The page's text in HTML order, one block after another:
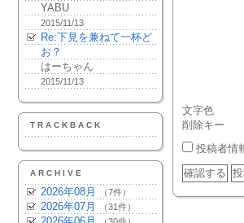
YABU
2015/11/13
Re:下見を兼ねて一杯ど
お？
はーちゃん
2015/11/13
TRACKBACK
ARCHIVE
2026年08月 （7件）
2026年07月 （31件）
文字色
削除キー
投稿者情